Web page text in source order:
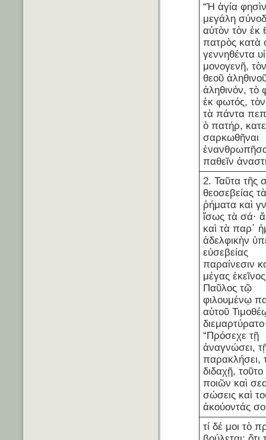
“Ἡ ἁγία
μεγάλη
αὐτὸν τὸν ἐκ
πατρὸς κατὰ
γεννηθέντα
μονογενῆ,
θεοῦ
ἀληθινόν, τὸ
ἐκ φωτός, τὸν
τὰ πάντα
ὁ πατήρ,
σαρκωθῆναι
παθεῖν
2. Ταῦτα τῆς
θεοσεβείας
ῥήματα καὶ
ἴσως τὰ σά·
καὶ τὰ παρ᾽
ἀδελφικὴν
εὐσεβείας
παραίνεσιν
μέγας ἐκεῖνος
Παῦλος τῷ
φιλουμένῳ
αὐτοῦ
“Πρόσεχε τῇ
ἀναγνώσει,
παρακλήσει,
διδαχῇ,
ποιῶν καὶ
σώσεις καὶ
ἀκούοντάς
τί δέ μοι τὸ